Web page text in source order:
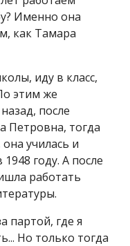
Именно она
как Тамара
иду в класс,
этим же
после
Петровна, тогда
училась и
году. А после
работать
партой, где я
Но только тогда